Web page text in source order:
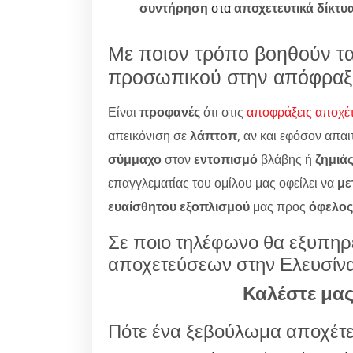
συντήρηση στααποχετευτικά
Με ποιον τρόπο βοηθούν
προσωπικού στην
Είναι προφανέςότι στις αποφράξεις
απεικόνιση σελάπτοπ, αν και εφόσον
σύμμαχοστονεντοπισμό βλάβης ή ζημιάς
επαγγλεματίας του ομίλου μας οφείλει να
ευαίσθητου εξοπλισμού μας προς όφελος
Σε ποιο τηλέφωνο θα
αποχετεύσεων στην
Καλέστε
Πότε ένα ξεβούλωμα